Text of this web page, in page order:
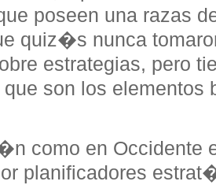
poseen una razas
quiz�s nunca
estrategias, pero
que son los
como en Occidente
planificadores